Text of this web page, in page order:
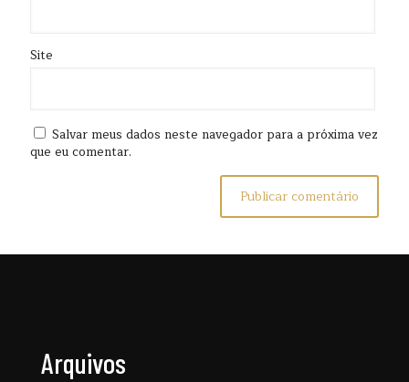
Site
Salvar meus dados neste navegador para a próxima vez
que eu comentar.
Arquivos